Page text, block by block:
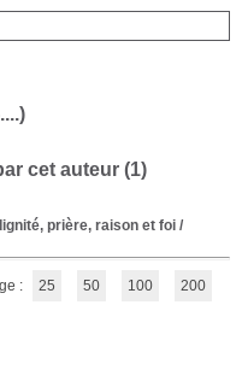
cet auteur (1)
prière, raison et foi /
: 25 50 100 200